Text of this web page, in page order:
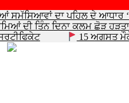
ਸਮੱਸਿਆਵਾਂ ਦਾ ਪਹਿਲ ਦੇ ਆਧਾਰ
ਦੀ ਤਿੰਨ ਦਿਨਾ ਕਲਮ ਛੋੜ
15 ਅਗਸਤ